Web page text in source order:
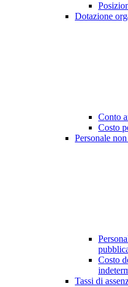
Dotazione
Conto
Costo
Personale
Costo
Tassi di